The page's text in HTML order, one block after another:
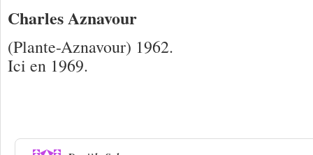
Charles Aznavour
(Plante-Aznavour) 1962.
Ici en 1969.